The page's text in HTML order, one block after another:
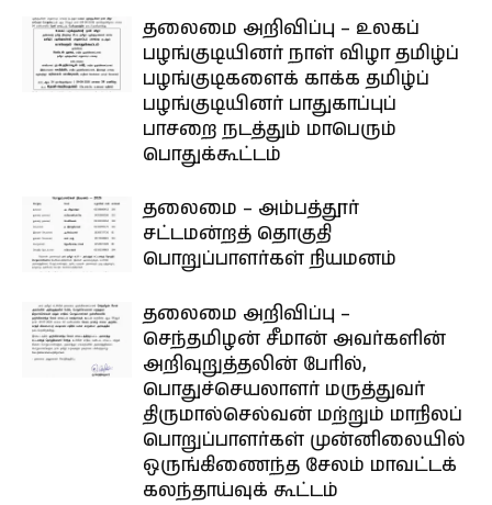
தலைமை அறிவிப்பு – உலகப்
பழங்குடியினர் நாள் விழா தமிழ்ப்
பழங்குடிகளைக் காக்க தமிழ்ப்
பழங்குடியினர் பாதுகாப்புப்
பாசறை நடத்தும் மாபெரும்
பொதுக்கூட்டம்
தலைமை – அம்பத்தூர்
சட்டமன்றத் தொகுதி
பொறுப்பாளர்கள் நியமனம்
தலைமை அறிவிப்பு –
செந்தமிழன் சீமான் அவர்களின்
அறிவுறுத்தலின் பேரில்,
பொதுச்செயலாளர் மருத்துவர்
திருமால்செல்வன் மற்றும் மாநிலப்
பொறுப்பாளர்கள் முன்னிலையில்
ஒருங்கிணைந்த சேலம் மாவட்டக்
கலந்தாய்வுக் கூட்டம்